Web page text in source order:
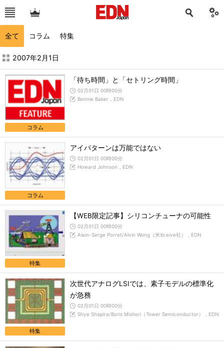
全て コラム 特集
2007年2月の記事一覧 - EDN Japan
2007年2月1日
コラム
「待ち時間」と「セトリング時間」
02月01日 00時00分
Bonnie Baker，EDN
コラム
アイパターンは万能ではない
02月01日 00時00分
Howard Johnson，EDN
特集
【WEB限定記事】シリコンチューナの可能性
02月01日 00時00分
Alain-Serge Porret/Alvin Wong（米Xceive社），EDN
特集
次世代アナログLSIでは、素子モデルの標準化
が急務
02月01日 00時00分
Shye Shapira/Boris Mishori（Tower Semiconductor），EDN